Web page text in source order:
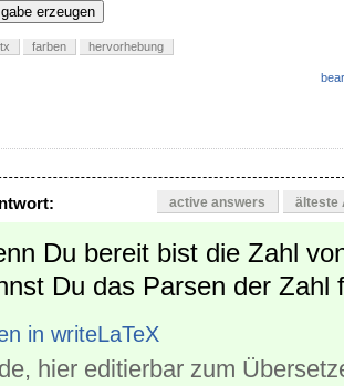
erzeugen
farben hervorhebung
active answers älteste
Du bereit bist die Zahl
Du das Parsen der Zahl
in writeLaTeX
hier editierbar zum